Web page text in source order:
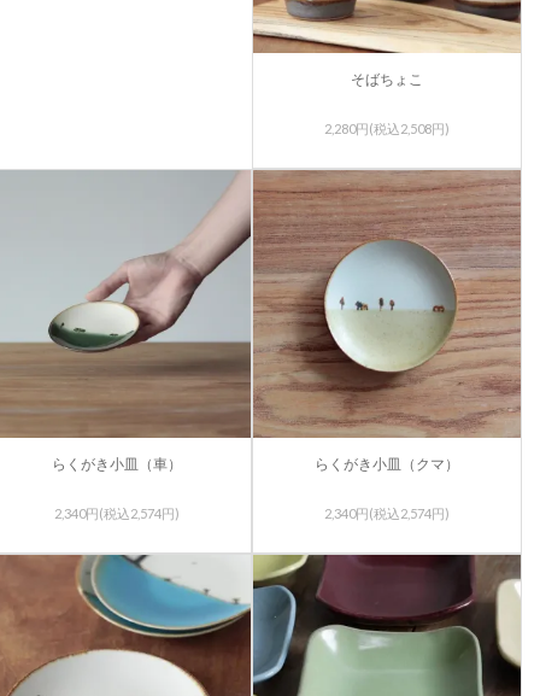
そばちょこ
2,280円(税込2,508円)
らくがき小皿（車）
2,340円(税込2,574円)
らくがき小皿（クマ）
2,340円(税込2,574円)